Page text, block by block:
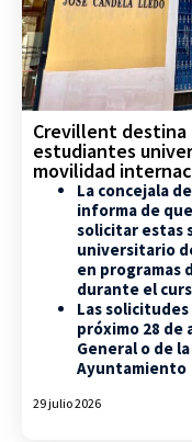
Crevillent destina
estudiantes
movilidad
La concejala
informa de
solicitar estas
universitario
en programas
durante el
Las
próximo 28 de
General o de
Ayuntamiento
29 julio 2026